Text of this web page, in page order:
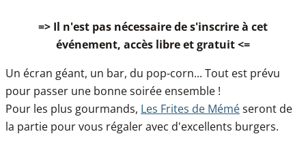
=> Il n'est pas nécessaire de s'inscrire à cet
événement, accès libre et gratuit <=
Un écran géant, un bar, du pop-corn... Tout est prévu
pour passer une bonne soirée ensemble !
Pour les plus gourmands, Les Frites de Méméseront de
la partie pour vous régaler avec d'excellents burgers.